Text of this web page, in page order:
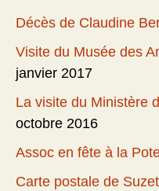
Décès de Claudine
Visite du Musée des
janvier 2017
La visite du Ministère
octobre 2016
Assoc en fête à la
Carte postale de